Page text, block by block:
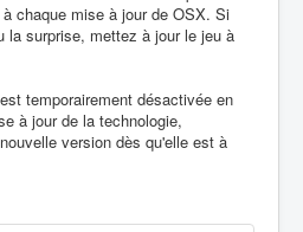
chaque mise à jour de OSX. Si
la surprise, mettez à jour le jeu à
temporairement désactivée en
à jour de la technologie,
version dès qu'elle est à